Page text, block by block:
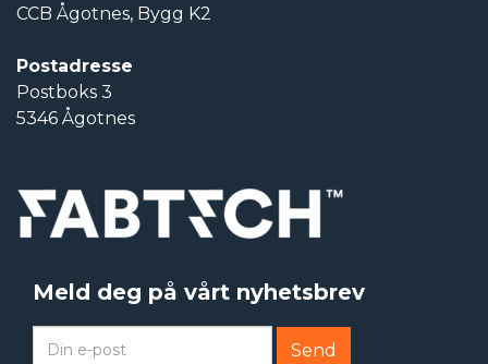
CCB Ågotnes, Bygg K2
Postadresse
Postboks 3
5346 Ågotnes
Meld deg på vårt nyhetsbrev
Send